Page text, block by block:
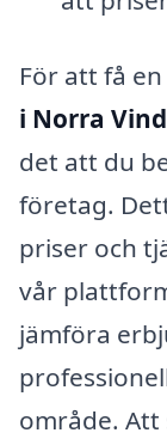
För att få
i Norra
det att du
företag.
priser och
vår
jämföra
område. Att